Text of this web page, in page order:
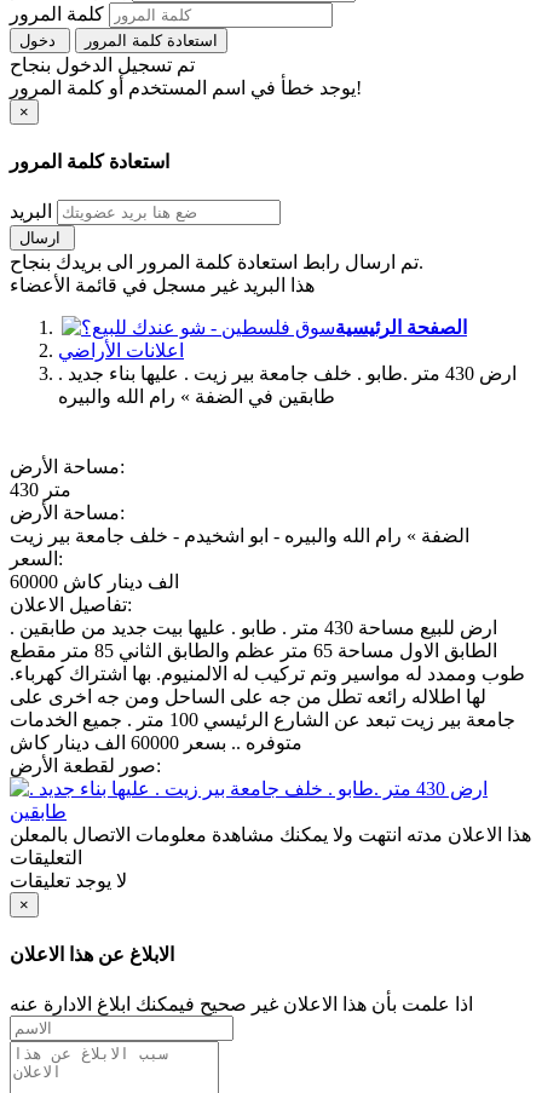
كلمة المرور
استعادة كلمة المرور
تم تسجيل الدخول بنجاح
يوجد خطأ في اسم المستخدم أو كلمة المرور!
×
استعادة كلمة المرور
البريد
تم ارسال رابط استعادة كلمة المرور الى بريدك بنجاح.
هذا البريد غير مسجل في قائمة الأعضاء
الصفحة الرئيسية
اعلانات الأراضي
ارض 430 متر .طابو . خلف جامعة بير زيت . عليها بناء جديد .
طابقين في الضفة » رام الله والبيره
مساحة الأرض:
430 متر
مساحة الأرض:
الضفة » رام الله والبيره - ابو اشخيدم - خلف جامعة بير زيت
السعر:
60000 الف دينار كاش
تفاصيل الاعلان:
ارض للبيع مساحة 430 متر . طابو . عليها بيت جديد من طابقين .
الطابق الاول مساحة 65 متر عظم والطابق الثاني 85 متر مقطع
طوب وممدد له مواسير وتم تركيب له الالمنيوم. بها اشتراك كهرباء.
لها اطلاله رائعه تطل من جه على الساحل ومن جه اخرى على
جامعة بير زيت تبعد عن الشارع الرئيسي 100 متر . جميع الخدمات
متوفره .. بسعر 60000 الف دينار كاش
صور لقطعة الأرض:
هذا الاعلان مدته انتهت ولا يمكنك مشاهدة معلومات الاتصال بالمعلن
التعليقات
لا يوجد تعليقات
×
الابلاغ عن هذا الاعلان
اذا علمت بأن هذا الاعلان غير صحيح فيمكنك ابلاغ الادارة عنه